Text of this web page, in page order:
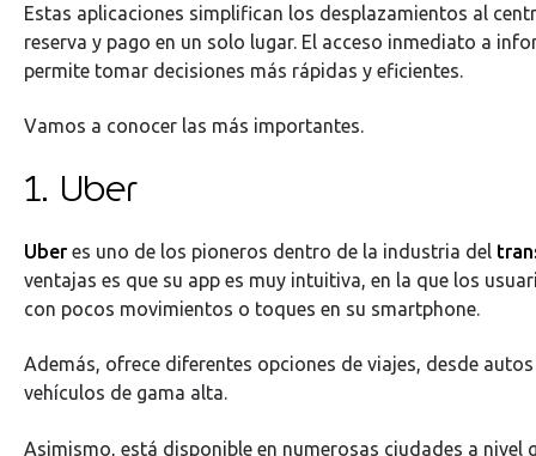
Estas aplicaciones simplifican los desplazamientos al
reserva y pago en un solo lugar. El acceso inmediato a
permite tomar decisiones más rápidas y eficientes.
Vamos a conocer las más importantes.
1. Uber
Uber es uno de los pioneros dentro de la industria del
ventajas es que su app es muy intuitiva, en la que los
con pocos movimientos o toques en su smartphone.
Además, ofrece diferentes opciones de viajes, desde
vehículos de gama alta.
Asimismo, está disponible en numerosas ciudades a nivel